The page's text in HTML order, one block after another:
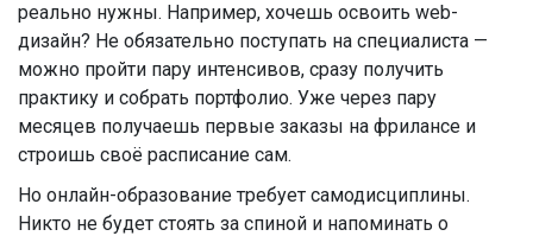
реально нужны. Например, хочешь освоить web-
дизайн? Не обязательно поступать на специалиста —
можно пройти пару интенсивов, сразу получить
практику и собрать портфолио. Уже через пару
месяцев получаешь первые заказы на фрилансе и
строишь своё расписание сам.
Но онлайн-образование требует самодисциплины.
Никто не будет стоять за спиной и напоминать о